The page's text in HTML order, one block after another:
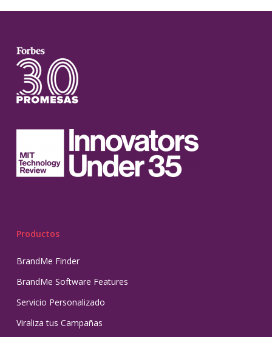
Productos
BrandMe Finder
BrandMe Software Features
Servicio Personalizado
Viraliza tus Campañas